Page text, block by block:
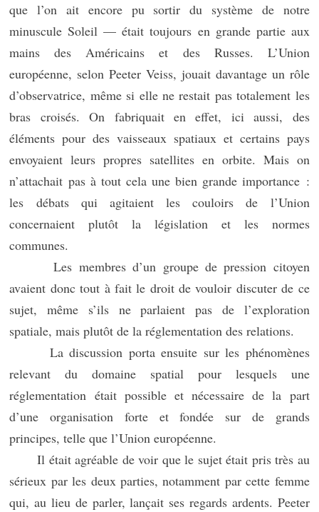
que l’on ait encore pu sortir du système de notre
minuscule Soleil — était toujours en grande partie aux
mains des Américains et des Russes. L’Union
européenne, selon Peeter Veiss, jouait davantage un rôle
d’observatrice, même si elle ne restait pas totalement les
bras croisés. On fabriquait en effet, ici aussi, des
éléments pour des vaisseaux spatiaux et certains pays
envoyaient leurs propres satellites en orbite. Mais on
n’attachait pas à tout cela une bien grande importance :
les débats qui agitaient les couloirs de l’Union
concernaient plutôt la législation et les normes
communes.
Les membres d’un groupe de pression citoyen
avaient donc tout à fait le droit de vouloir discuter de ce
sujet, même s’ils ne parlaient pas de l’exploration
spatiale, mais plutôt de la réglementation des relations.
La discussion porta ensuite sur les phénomènes
relevant du domaine spatial pour lesquels une
réglementation était possible et nécessaire de la part
d’une organisation forte et fondée sur de grands
principes, telle que l’Union européenne.
Il était agréable de voir que le sujet était pris très au
sérieux par les deux parties, notamment par cette femme
qui, au lieu de parler, lançait ses regards ardents. Peeter